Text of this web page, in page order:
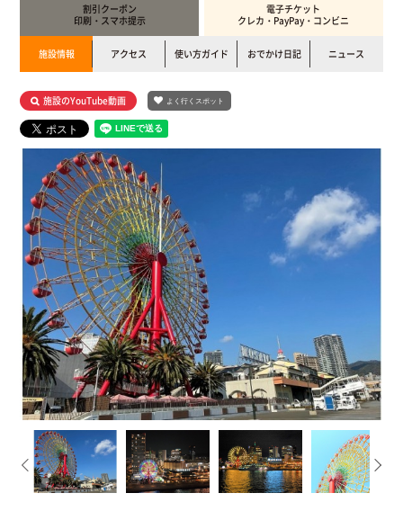
割引クーポン
印刷・スマホ提示
電子チケット
クレカ・PayPay・コンビニ
施設情報 アクセス 使い方ガイド おでかけ日記 ニュース
施設のYouTube動画 よく行くスポット